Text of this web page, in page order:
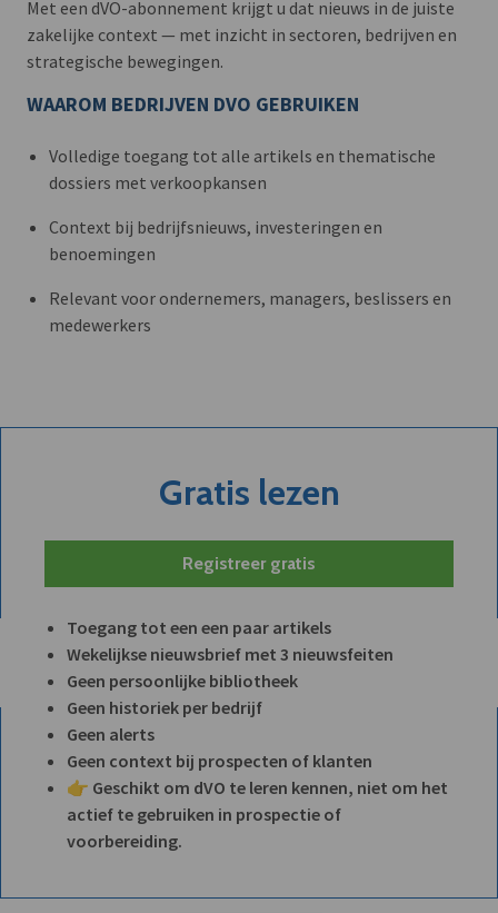
Met een dVO-abonnement krijgt u dat nieuws in de juiste
zakelijke context — met inzicht in sectoren, bedrijven en
strategische bewegingen.
WAAROM BEDRIJVEN DVO GEBRUIKEN
Volledige toegang tot alle artikels en thematische
dossiers met verkoopkansen
Context bij bedrijfsnieuws, investeringen en
benoemingen
Relevant voor ondernemers, managers, beslissers en
medewerkers
Gratis lezen
Registreer gratis
Toegang tot een een paar artikels
Wekelijkse nieuwsbrief met 3 nieuwsfeiten
Geen persoonlijke bibliotheek
Geen historiek per bedrijf
Geen alerts
Geen context bij prospecten of klanten
👉 Geschikt om dVO te leren kennen, niet om het
actief te gebruiken in prospectie of
voorbereiding.